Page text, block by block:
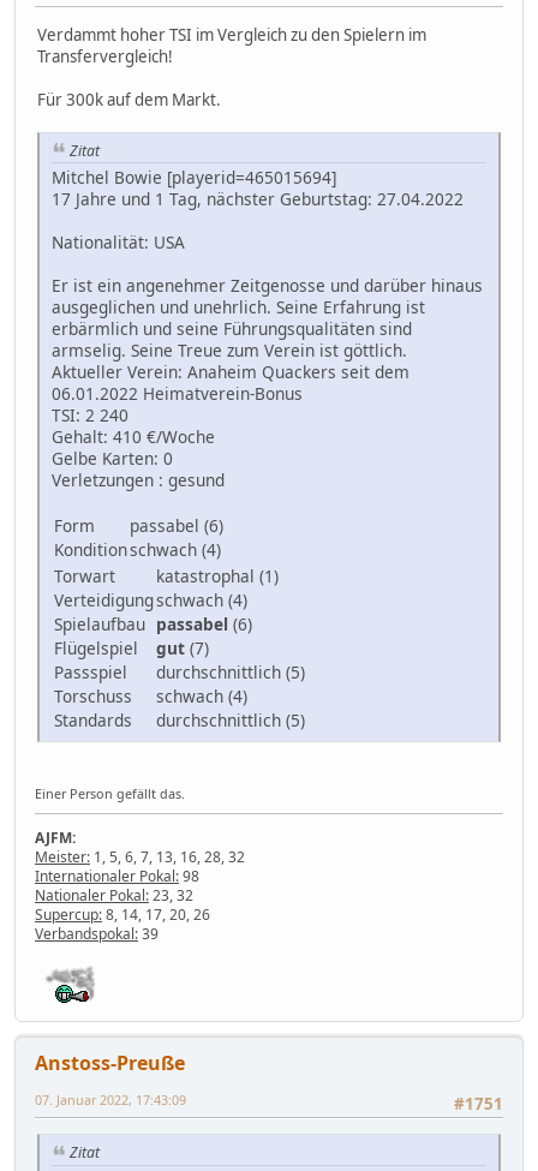
Verdammt hoher TSI im Vergleich zu den Spielern im
Transfervergleich!
Für 300k auf dem Markt.
Zitat
Mitchel Bowie [playerid=465015694]
17 Jahre und 1 Tag, nächster Geburtstag: 27.04.2022
Nationalität: USA
Er ist ein angenehmer Zeitgenosse und darüber hinaus
ausgeglichen und unehrlich. Seine Erfahrung ist
erbärmlich und seine Führungsqualitäten sind
armselig. Seine Treue zum Verein ist göttlich.
Aktueller Verein: Anaheim Quackers seit dem
06.01.2022 Heimatverein-Bonus
TSI: 2 240
Gehalt: 410 €/Woche
Gelbe Karten: 0
Verletzungen : gesund
Form
passabel (6)
Konditionschwach (4)
Torwart
katastrophal (1)
Verteidigungschwach (4)
Spielaufbau passabel (6)
Flügelspiel
gut (7)
Passspiel
durchschnittlich (5)
Torschuss
schwach (4)
Standards
durchschnittlich (5)
Einer Person gefällt das.
AJFM:
Meister: 1, 5, 6, 7, 13, 16, 28, 32
Internationaler Pokal:98
Nationaler Pokal:23, 32
Supercup:8, 14, 17, 20, 26
Verbandspokal:39
Anstoss-Preuße
#1751
07. Januar 2022, 17:43:09
Zitat